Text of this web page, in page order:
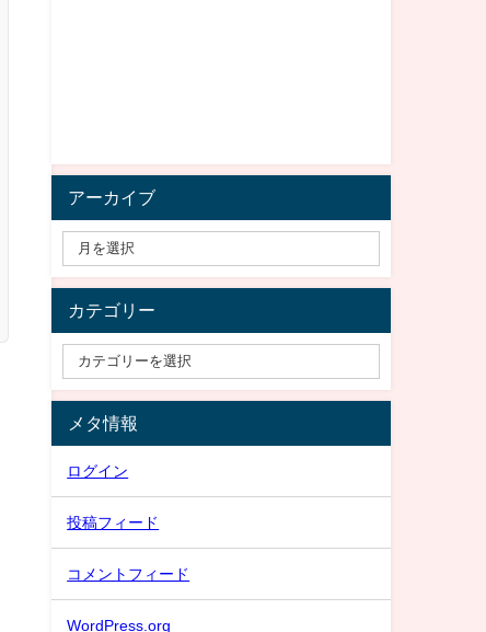
アーカイブ
カテゴリー
メタ情報
ログイン
投稿フィード
コメントフィード
WordPress.org